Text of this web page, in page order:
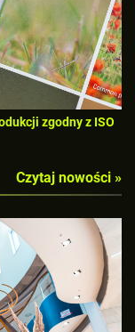
zgodny z ISO
Czytaj nowości »